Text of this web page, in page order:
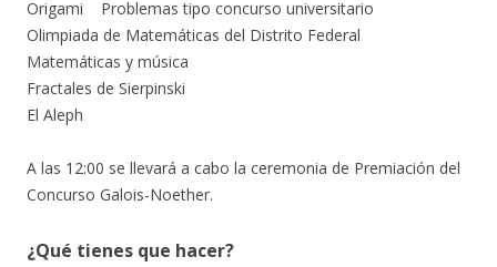
Origami Problemas tipo concurso universitario
Olimpiada de Matemáticas del Distrito Federal
Matemáticas y música
Fractales de Sierpinski
El Aleph
A las 12:00 se llevará a cabo la ceremonia de Premiación del
Concurso Galois-Noether.
¿Qué tienes que hacer?